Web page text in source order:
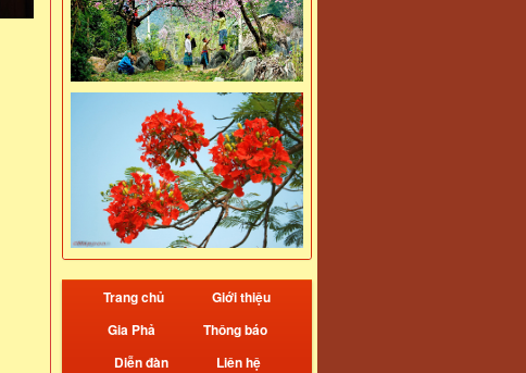
Trang chủ
Giới thiệu
Gia Phả
Thông báo
Diễn đàn
Liên hệ